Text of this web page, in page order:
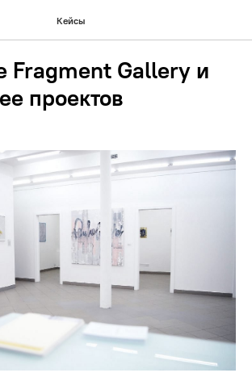
Кейсы
Fragment Gallery и
проектов